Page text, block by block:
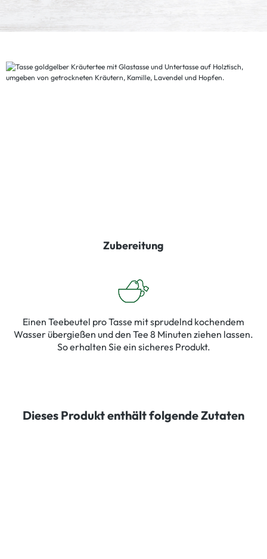
Zubereitung
Einen Teebeutel pro Tasse mit sprudelnd kochendem
Wasser übergießen und den Tee 8 Minuten ziehen lassen.
So erhalten Sie ein sicheres Produkt.
Dieses Produkt enthält folgende Zutaten